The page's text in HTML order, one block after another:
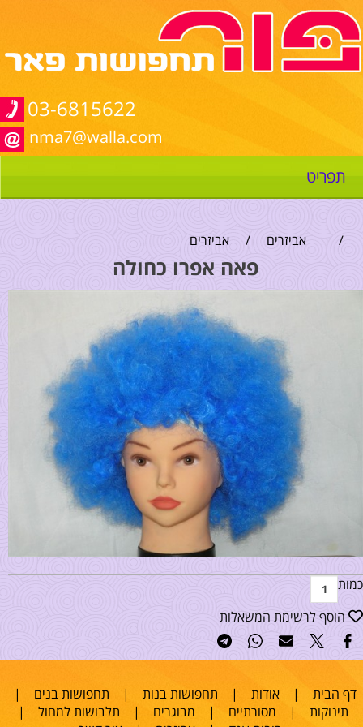
03-6815622
nma7@walla.com
תפריט
/ אביזרים / אביזרים
פאה אפרו כחולה
כמות
הוסף לרשימת המשאלות
דף הבית |אודות | תחפושות בנות | תחפושות בנים |
תינוקות | מסורתיים | מבוגרים | תלבושות למחול |